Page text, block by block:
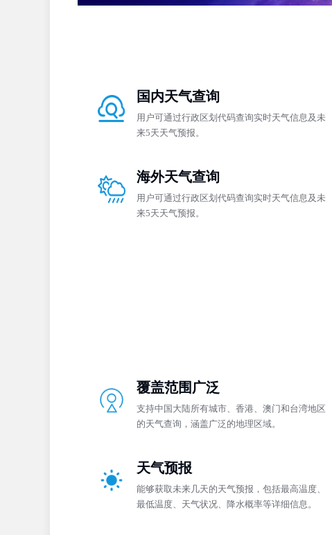
国内天气查询
用户可通过行政区划代码查询实时天气信息及未
来5天天气预报。
海外天气查询
用户可通过行政区划代码查询实时天气信息及未
来5天天气预报。
覆盖范围广泛
支持中国大陆所有城市、香港、澳门和台湾地区
的天气查询，涵盖广泛的地理区域。
天气预报
能够获取未来几天的天气预报，包括最高温度、
最低温度、天气状况、降水概率等详细信息。